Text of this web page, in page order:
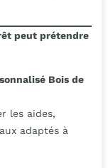
peut prétendre
Bois de
les aides,
adaptés à